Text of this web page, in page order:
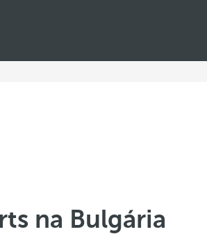
na Bulgária